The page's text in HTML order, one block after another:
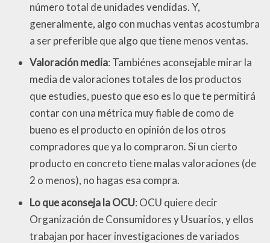
número total de unidades vendidas. Y,
generalmente, algo con muchas ventas acostumbra
a ser preferible que algo que tiene menos ventas.
Valoración media: Tambiénes aconsejable mirar la
media de valoraciones totales de los productos
que estudies, puesto que eso es lo que te permitirá
contar con una métrica muy fiable de como de
bueno es el producto en opinión de los otros
compradores que ya lo compraron. Si un cierto
producto en concreto tiene malas valoraciones (de
2 o menos), no hagas esa compra.
Lo que aconseja la OCU: OCU quiere decir
Organización de Consumidores y Usuarios, y ellos
trabajan por hacer investigaciones de variados